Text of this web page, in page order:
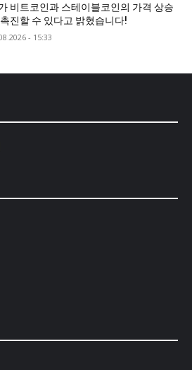
비트코인과 스테이블코인의 가격 상승
진할 수 있다고 밝혔습니다!
- 15:33